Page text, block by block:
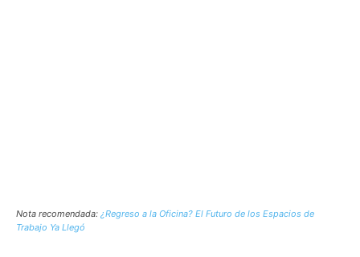
Nota recomendada: ¿Regreso a la Oficina? El Futuro de los Espacios de
Trabajo Ya Llegó